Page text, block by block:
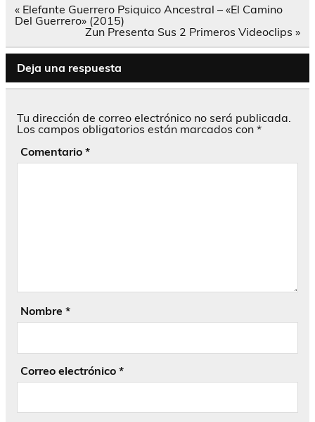
Navegación
de
« Elefante Guerrero Psiquico Ancestral – «El Camino
Del Guerrero» (2015)
Zun Presenta Sus 2 Primeros Videoclips »
Deja una respuesta
Tu dirección de correo electrónico no será publicada.
Los campos obligatorios están marcados con *
Comentario *
Nombre *
Correo electrónico *